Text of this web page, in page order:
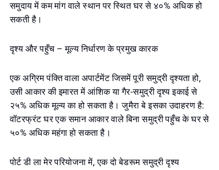
समुदाय में कम मांग वाले स्थान पर स्थित घर से ४०% अधिक हो
सकती है।
दृश्य और पहुँच – मूल्य निर्धारण के प्रमुख कारक
एक अग्रिम पंक्ति वाला अपार्टमेंट जिसमें पूरी समुद्री दृश्यता हो,
उसी आकार की इमारत में आंशिक या गैर-समुद्री दृश्य इकाई से
२५% अधिक मूल्य का हो सकता है। जुमैरा बे इसका उदाहरण है:
वॉटरफ्रंट घर एक समान आकार वाले बिना समुद्री पहुँच के घर से
५०% अधिक महंगा हो सकता है।
पोर्ट डी ला मेर परियोजना में, एक दो बेडरूम समुद्री दृश्य